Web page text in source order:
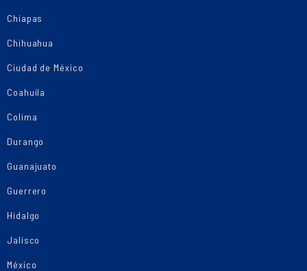
Chiapas
Chihuahua
Ciudad de México
Coahuila
Colima
Durango
Guanajuato
Guerrero
Hidalgo
Jalisco
México